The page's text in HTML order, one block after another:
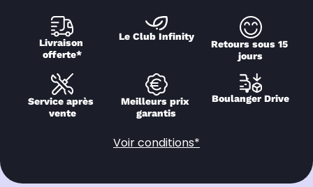
Livraison
offerte*
Le Club Infinity
Retours sous 15
jours
Service après
vente
Meilleurs prix
garantis
Boulanger Drive
Voir conditions*